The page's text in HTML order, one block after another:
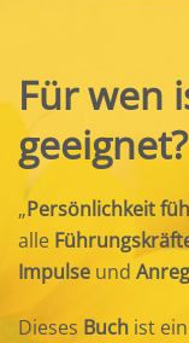
Für wen
geeignet?
„Persönlichkeit
alle
Impulse und
Dieses Buch ist ein